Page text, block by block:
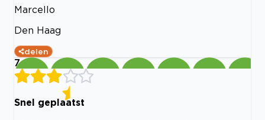
Marcello
Den Haag
delen
7
Snel geplaatst